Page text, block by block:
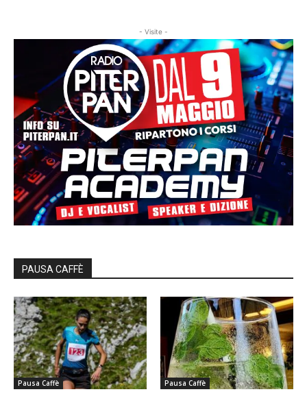
- Visite -
PAUSA CAFFÈ
Pausa Caffè Pausa Caffè